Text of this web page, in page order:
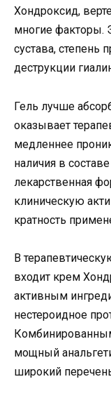
Хондроксид,
многие факторы.
сустава, степень
деструкции
Гель лучше
оказывает
медленнее
наличия в
лекарственная
клиническую
кратность
В
входит крем
активным
нестероидное
мощный
широкий